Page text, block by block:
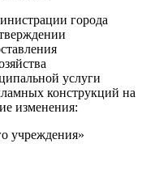
города
услуги
конструкций на
изменения:
учреждения»